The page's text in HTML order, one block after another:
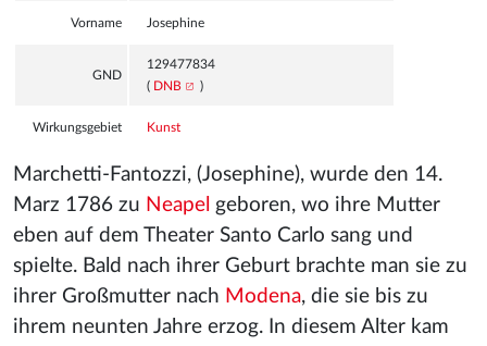
Vorname Josephine
GND
129477834
( DNB )
Wirkungsgebiet Kunst
Marchetti-Fantozzi, (Josephine), wurde den 14.
Marz 1786 zu Neapel geboren, wo ihre Mutter
eben auf dem Theater Santo Carlo sang und
spielte. Bald nach ihrer Geburt brachte man sie zu
ihrer Großmutter nach Modena, die sie bis zu
ihrem neunten Jahre erzog. In diesem Alter kam